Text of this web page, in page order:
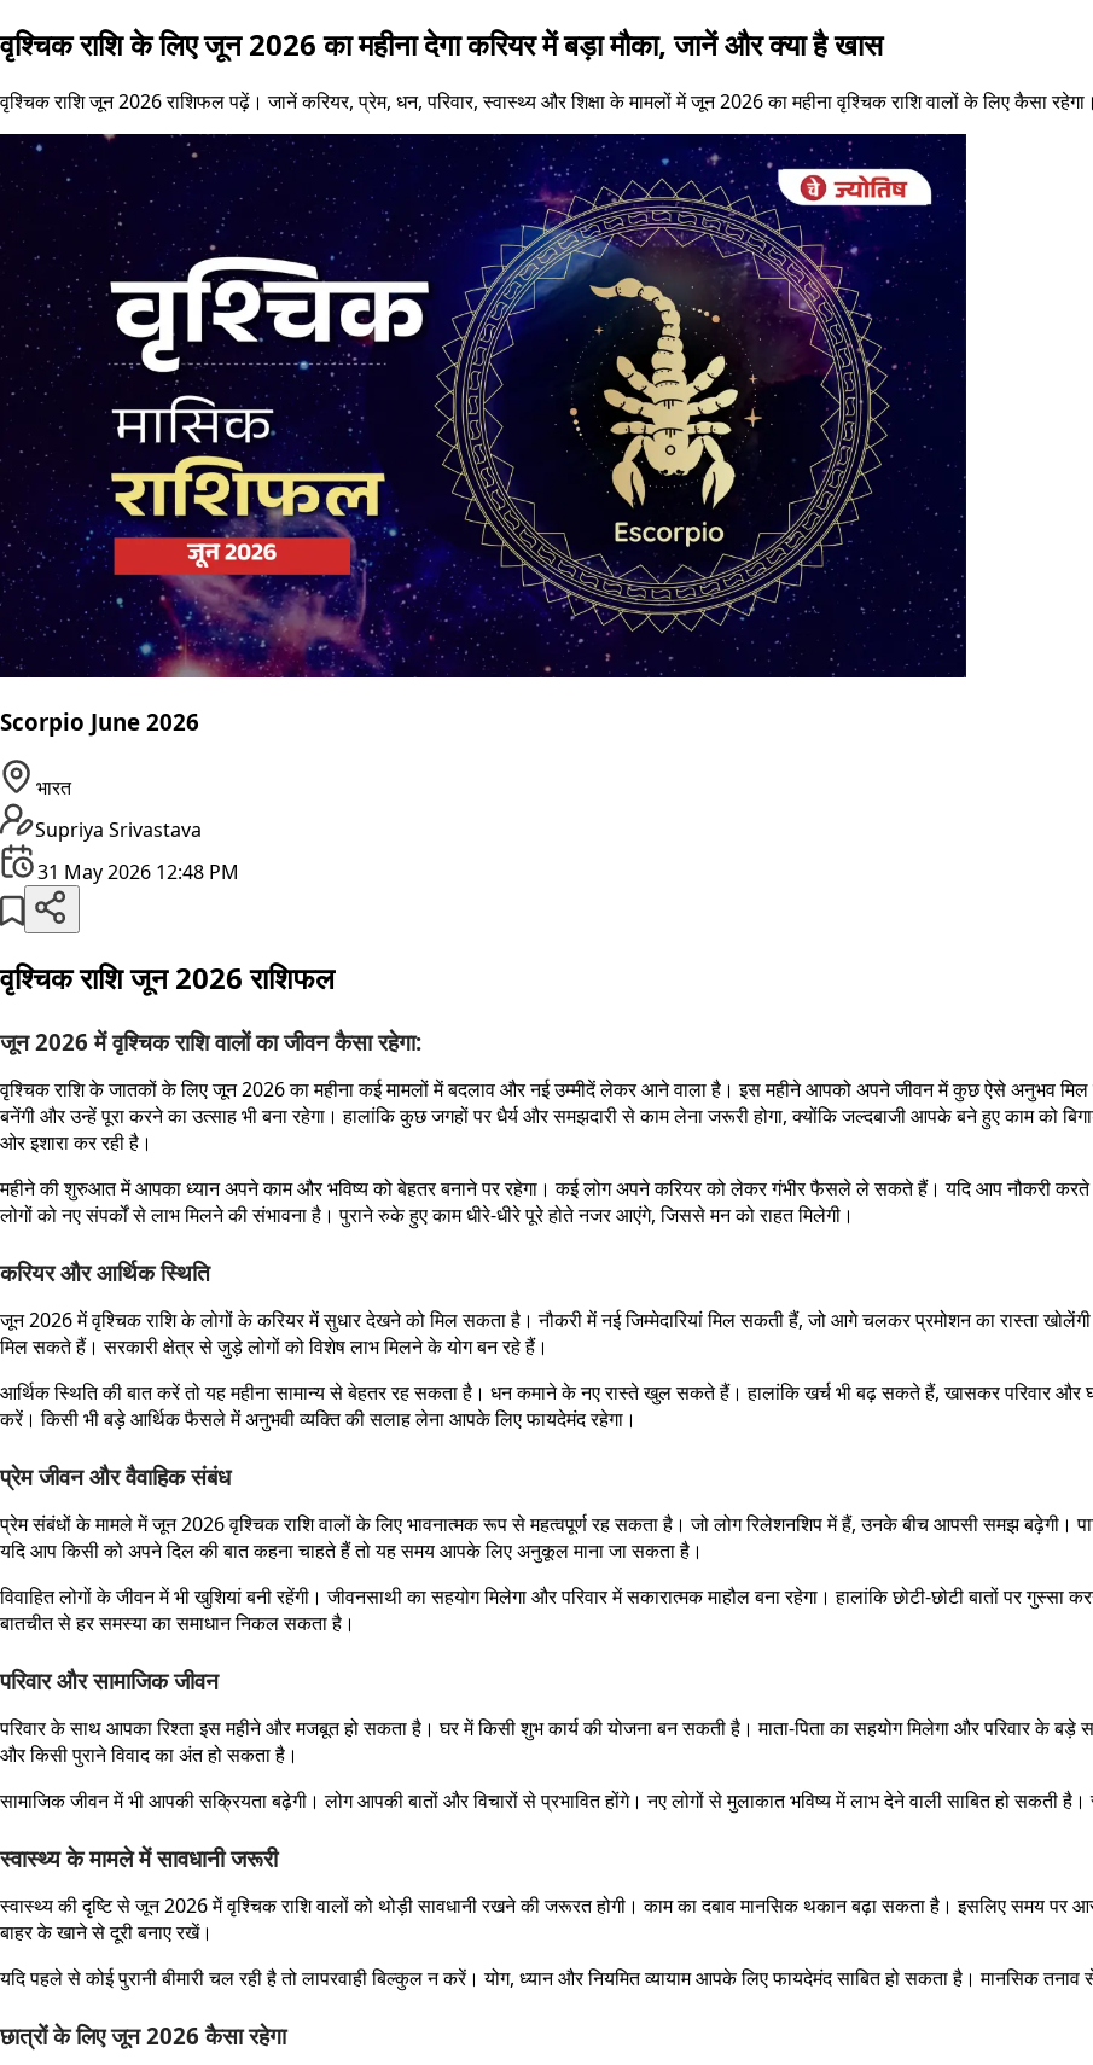
वृश्चिक राशि के लिए जून 2026 का महीना देगा करियर में बड़ा मौका, जानें और क्या है खास
वृश्चिक राशि जून 2026 राशिफल पढ़ें। जानें करियर, प्रेम, धन, परिवार, स्वास्थ्य और शिक्षा के मामलों में जून 2026 का महीना वृश्चिक राशि वालों के लिए कैसा रहेगा।
Scorpio June 2026
भारत
Supriya Srivastava
31 May 2026 12:48 PM
वृश्चिक राशि जून 2026 राशिफल
जून 2026 में वृश्चिक राशि वालों का जीवन कैसा रहेगा:
वृश्चिक राशि के जातकों के लिए जून 2026 का महीना कई मामलों में बदलाव और नई उम्मीदें लेकर आने वाला है। इस महीने आपको अपने जीवन में कुछ ऐसे अनुभव
बनेंगी और उन्हें पूरा करने का उत्साह भी बना रहेगा। हालांकि कुछ जगहों पर धैर्य और समझदारी से काम लेना जरूरी होगा, क्योंकि जल्दबाजी आपके बने हुए काम को
ओर इशारा कर रही है।
महीने की शुरुआत में आपका ध्यान अपने काम और भविष्य को बेहतर बनाने पर रहेगा। कई लोग अपने करियर को लेकर गंभीर फैसले ले सकते हैं। यदि आप नौकरी करते
लोगों को नए संपर्कों से लाभ मिलने की संभावना है। पुराने रुके हुए काम धीरे-धीरे पूरे होते नजर आएंगे, जिससे मन को राहत मिलेगी।
करियर और आर्थिक स्थिति
जून 2026 में वृश्चिक राशि के लोगों के करियर में सुधार देखने को मिल सकता है। नौकरी में नई जिम्मेदारियां मिल सकती हैं, जो आगे चलकर प्रमोशन का रास्ता
मिल सकते हैं। सरकारी क्षेत्र से जुड़े लोगों को विशेष लाभ मिलने के योग बन रहे हैं।
आर्थिक स्थिति की बात करें तो यह महीना सामान्य से बेहतर रह सकता है। धन कमाने के नए रास्ते खुल सकते हैं। हालांकि खर्च भी बढ़ सकते हैं, खासकर परिवार
करें। किसी भी बड़े आर्थिक फैसले में अनुभवी व्यक्ति की सलाह लेना आपके लिए फायदेमंद रहेगा।
प्रेम जीवन और वैवाहिक संबंध
प्रेम संबंधों के मामले में जून 2026 वृश्चिक राशि वालों के लिए भावनात्मक रूप से महत्वपूर्ण रह सकता है। जो लोग रिलेशनशिप में हैं, उनके बीच आपसी समझ बढ़ेगी।
यदि आप किसी को अपने दिल की बात कहना चाहते हैं तो यह समय आपके लिए अनुकूल माना जा सकता है।
विवाहित लोगों के जीवन में भी खुशियां बनी रहेंगी। जीवनसाथी का सहयोग मिलेगा और परिवार में सकारात्मक माहौल बना रहेगा। हालांकि छोटी-छोटी बातों पर
बातचीत से हर समस्या का समाधान निकल सकता है।
परिवार और सामाजिक जीवन
परिवार के साथ आपका रिश्ता इस महीने और मजबूत हो सकता है। घर में किसी शुभ कार्य की योजना बन सकती है। माता-पिता का सहयोग मिलेगा और परिवार के
और किसी पुराने विवाद का अंत हो सकता है।
सामाजिक जीवन में भी आपकी सक्रियता बढ़ेगी। लोग आपकी बातों और विचारों से प्रभावित होंगे। नए लोगों से मुलाकात भविष्य में लाभ देने वाली साबित हो सकती
स्वास्थ्य के मामले में सावधानी जरूरी
स्वास्थ्य की दृष्टि से जून 2026 में वृश्चिक राशि वालों को थोड़ी सावधानी रखने की जरूरत होगी। काम का दबाव मानसिक थकान बढ़ा सकता है। इसलिए समय पर
बाहर के खाने से दूरी बनाए रखें।
यदि पहले से कोई पुरानी बीमारी चल रही है तो लापरवाही बिल्कुल न करें। योग, ध्यान और नियमित व्यायाम आपके लिए फायदेमंद साबित हो सकता है। मानसिक
छात्रों के लिए जून 2026 कैसा रहेगा